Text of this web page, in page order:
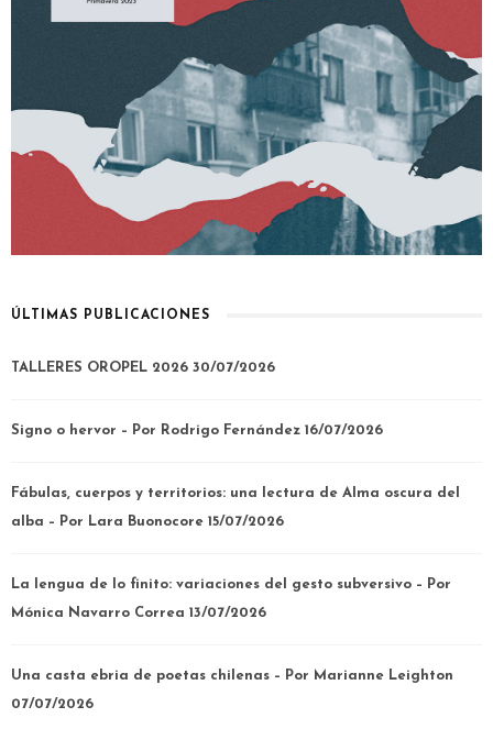
ÚLTIMAS PUBLICACIONES
TALLERES OROPEL 2026 30/07/2026
Signo o hervor – Por Rodrigo Fernández 16/07/2026
Fábulas, cuerpos y territorios: una lectura de Alma oscura del
alba – Por Lara Buonocore 15/07/2026
La lengua de lo finito: variaciones del gesto subversivo – Por
Mónica Navarro Correa 13/07/2026
Una casta ebria de poetas chilenas – Por Marianne Leighton
07/07/2026